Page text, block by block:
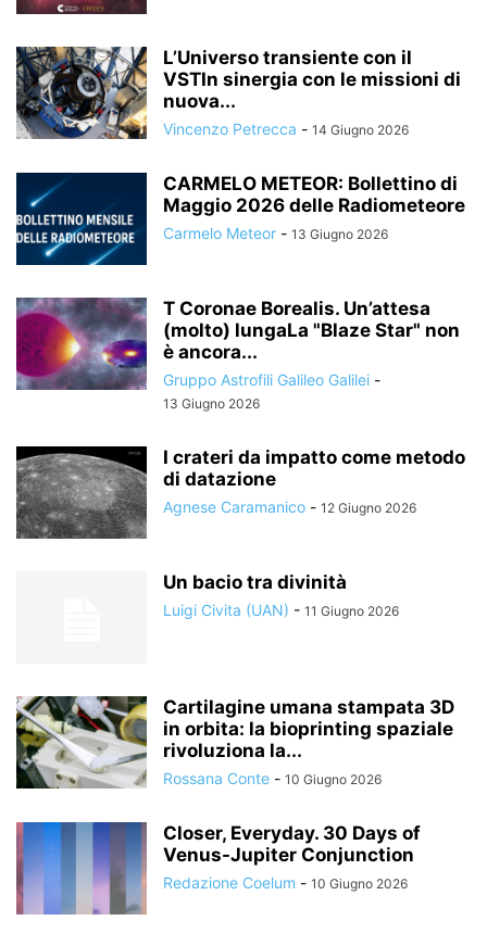
L’Universo transiente con il
VSTIn sinergia con le missioni di
nuova...
Vincenzo Petrecca - 14 Giugno 2026
CARMELO METEOR: Bollettino di
Maggio 2026 delle Radiometeore
Carmelo Meteor - 13 Giugno 2026
T Coronae Borealis. Un’attesa
(molto) lungaLa "Blaze Star" non
è ancora...
Gruppo Astrofili Galileo Galilei -
13 Giugno 2026
I crateri da impatto come metodo
di datazione
Agnese Caramanico - 12 Giugno 2026
Un bacio tra divinità
Luigi Civita (UAN) - 11 Giugno 2026
Cartilagine umana stampata 3D
in orbita: la bioprinting spaziale
rivoluziona la...
Rossana Conte - 10 Giugno 2026
Closer, Everyday. 30 Days of
Venus-Jupiter Conjunction
Redazione Coelum - 10 Giugno 2026